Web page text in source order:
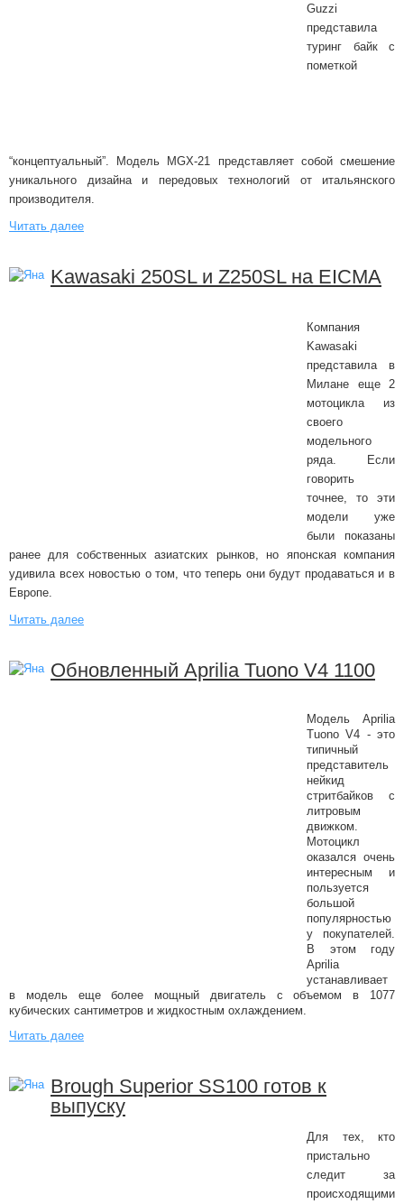
Guzzi
представила
туринг байк с
пометкой
“концептуальный”. Модель MGX-21 представляет собой смешение
уникального дизайна и передовых технологий от итальянского
производителя.
Читать далее
Kawasaki 250SL и Z250SL на EICMA
Компания
Kawasaki
представила в
Милане еще 2
мотоцикла из
своего
модельного
ряда. Если
говорить
точнее, то эти
модели уже
были показаны
ранее для собственных азиатских рынков, но японская компания
удивила всех новостью о том, что теперь они будут продаваться и в
Европе.
Читать далее
Обновленный Aprilia Tuono V4 1100
Модель Aprilia
Tuono V4 - это
типичный
представитель
нейкид
стритбайков с
литровым
движком.
Мотоцикл
оказался очень
интересным и
пользуется
большой
популярностью
у покупателей.
В этом году
Aprilia
устанавливает
в модель еще более мощный двигатель с объемом в 1077
кубических сантиметров и жидкостным охлаждением.
Читать далее
Brough Superior SS100 готов к
выпуску
Для тех, кто
пристально
следит за
происходящими